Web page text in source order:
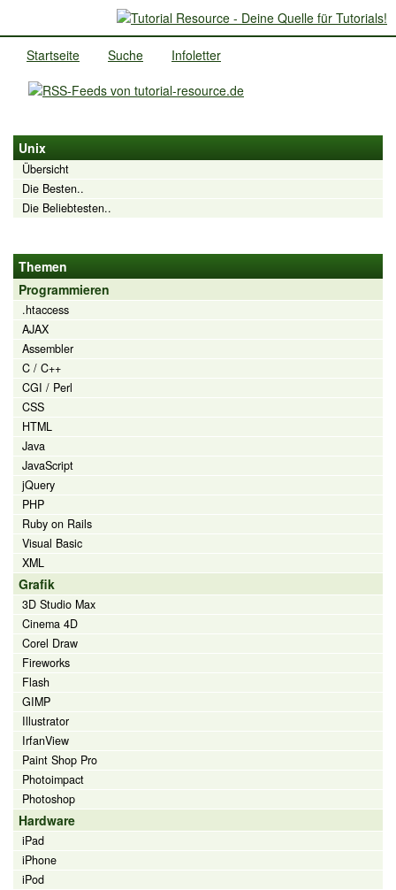
Startseite Suche Infoletter
Unix
Übersicht
Die Besten..
Die Beliebtesten..
Themen
Programmieren
.htaccess
AJAX
Assembler
C / C++
CGI / Perl
CSS
HTML
Java
JavaScript
jQuery
PHP
Ruby on Rails
Visual Basic
XML
Grafik
3D Studio Max
Cinema 4D
Corel Draw
Fireworks
Flash
GIMP
Illustrator
IrfanView
Paint Shop Pro
Photoimpact
Photoshop
Hardware
iPad
iPhone
iPod